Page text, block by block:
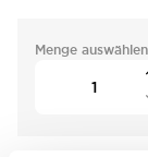
Menge auswählen